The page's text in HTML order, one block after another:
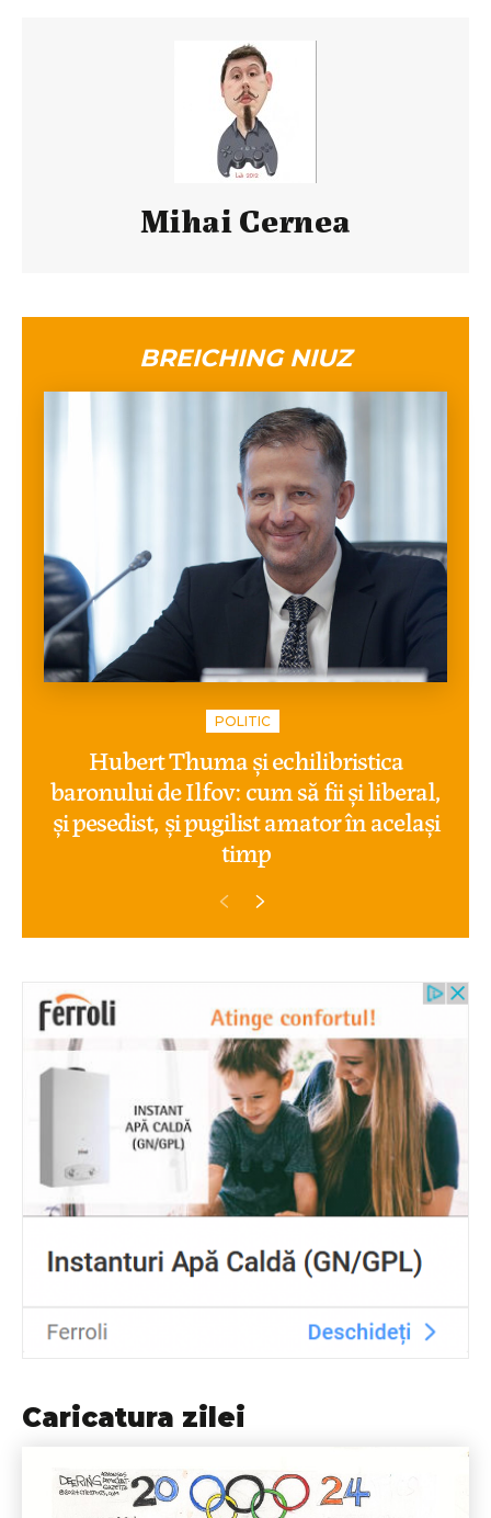
Mihai Cernea
BREICHING NIUZ
POLITIC
Hubert Thuma și echilibristica
baronului de Ilfov: cum să fii și liberal,
și pesedist, și pugilist amator în același
timp
Caricatura zilei